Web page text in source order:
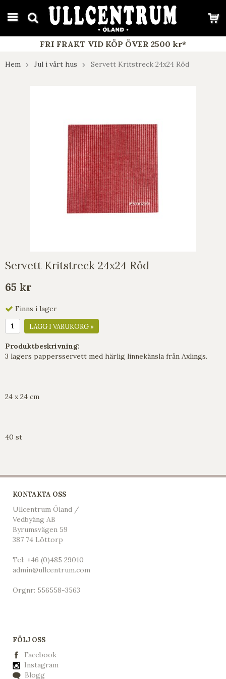
google-site-verification: google7e4b1026db5d9f32.html
FRI FRAKT VID KÖP ÖVER 2500 kr*
Hem Jul i vårt hus Servett Kritstreck 24x24 Röd
Servett Kritstreck 24x24 Röd
65 kr
Finns i lager
LÄGG I VARUKORG »
Produktbeskrivning:
3 lagers pappersservett med härlig linnekänsla från Axlings.
24 x 24 cm
40 st
KONTAKTA OSS
Ullcentrum Öland /
Vedbyäng AB
Byrumsvägen 59
387 74 Löttorp
Tel: +46 (0)485 29010
admin@ullcentrum.com
Orgnr: 556558-3563
FÖLJ OSS
Facebook
Instagram
Blogg